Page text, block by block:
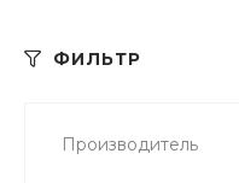
ФИЛЬТР
Производитель